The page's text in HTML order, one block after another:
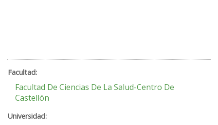
Facultad De Ciencias De La Salud-Centro De
Castellón